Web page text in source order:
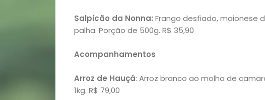
Salpicão da Nonna: Frango desfiado, maionese
palha. Porção de 500g. R$ 35,90
Acompanhamentos
Arroz de Hauçá: Arroz branco ao molho de
1kg. R$ 79,00